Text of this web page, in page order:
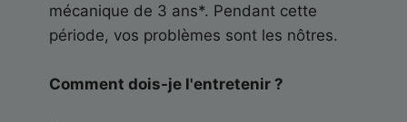
mécanique de 3 ans*. Pendant cette
période, vos problèmes sont les nôtres.
Comment dois-je l'entretenir ?